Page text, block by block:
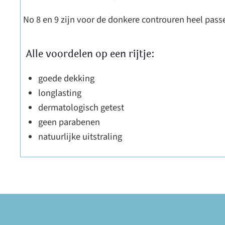
No 8 en 9 zijn voor de donkere controuren heel
Alle voordelen op een rijtje:
goede dekking
longlasting
dermatologisch getest
geen parabenen
natuurlijke uitstraling